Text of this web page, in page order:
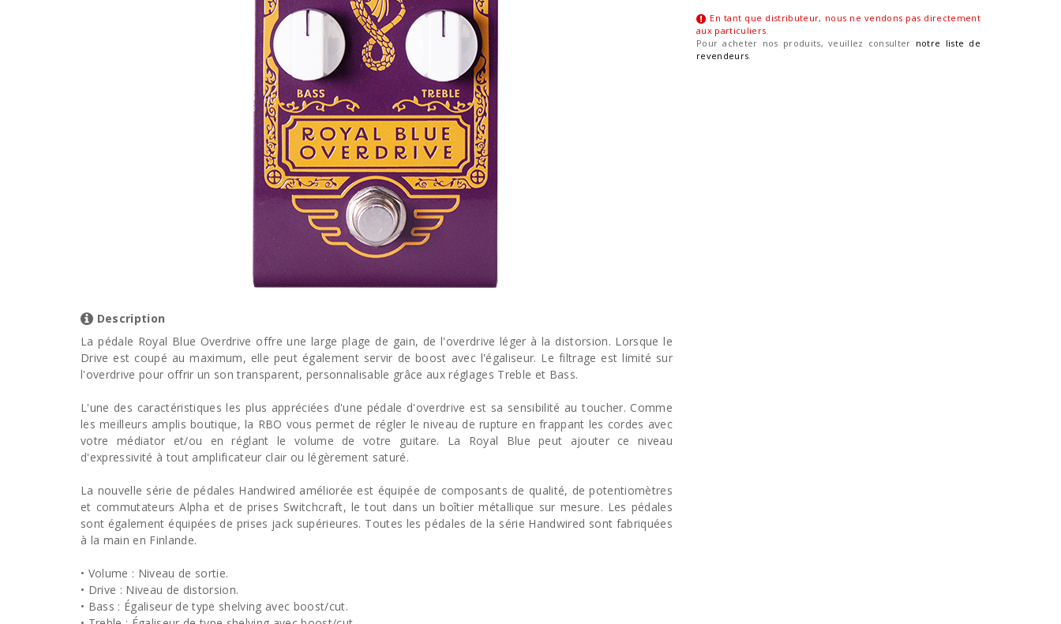
Description
La pédale Royal Blue Overdrive offre une large plage de gain, de l'overdrive léger à la distorsion. Lorsque le
Drive est coupé au maximum, elle peut également servir de boost avec l'égaliseur. Le filtrage est limité sur
l'overdrive pour offrir un son transparent, personnalisable grâce aux réglages Treble et Bass.
L'une des caractéristiques les plus appréciées d'une pédale d'overdrive est sa sensibilité au toucher. Comme
les meilleurs amplis boutique, la RBO vous permet de régler le niveau de rupture en frappant les cordes avec
votre médiator et/ou en réglant le volume de votre guitare. La Royal Blue peut ajouter ce niveau
d'expressivité à tout amplificateur clair ou légèrement saturé.
La nouvelle série de pédales Handwired améliorée est équipée de composants de qualité, de potentiomètres
et commutateurs Alpha et de prises Switchcraft, le tout dans un boîtier métallique sur mesure. Les pédales
sont également équipées de prises jack supérieures. Toutes les pédales de la série Handwired sont fabriquées
à la main en Finlande.
• Volume : Niveau de sortie.
• Drive : Niveau de distorsion.
• Bass : Égaliseur de type shelving avec boost/cut.
En tant que distributeur, nous ne vendons pas directement
aux particuliers.
Pour acheter nos produits, veuillez consulter notre liste de
revendeurs.